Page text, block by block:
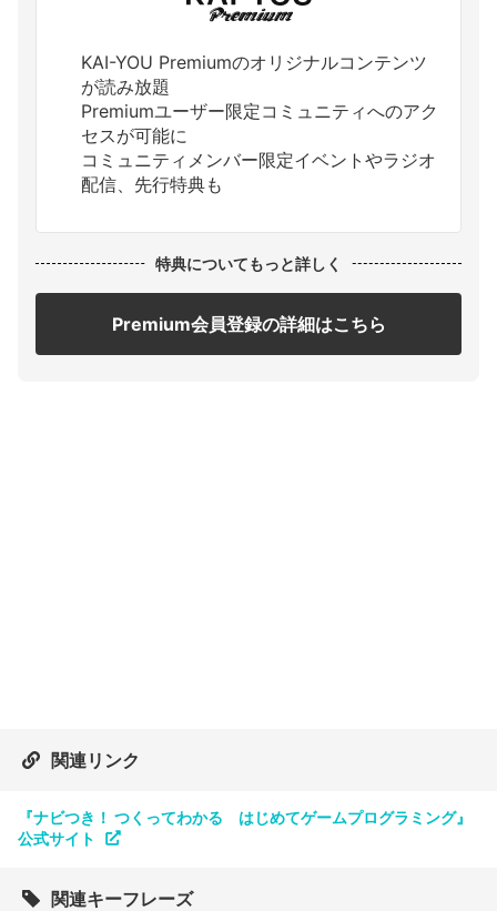
KAI-YOU Premiumのオリジナルコンテンツ
が読み放題
Premiumユーザー限定コミュニティへのアク
セスが可能に
コミュニティメンバー限定イベントやラジオ
配信、先行特典も
特典についてもっと詳しく
Premium会員登録の詳細はこちら
関連リンク
『ナビつき！ つくってわかる はじめてゲームプログラミング』
公式サイト
関連キーフレーズ